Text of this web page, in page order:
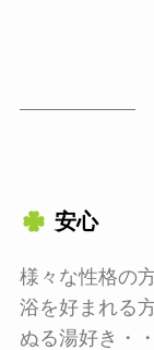
安心
様々な性格の
浴を好まれる
ぬる湯好き・